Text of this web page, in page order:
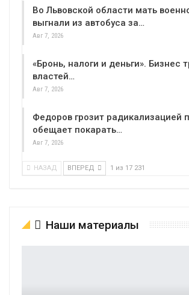
Во Львовской области мать
выгнали из автобуса за…
Авг 7, 2026
«Бронь, налоги и деньги». Бизнес
властей…
Авг 7, 2026
Федоров грозит радикализацией
обещает покарать…
Авг 7, 2026
НАЗАД ВПЕРЕД 1 из 17 231
Наши материалы